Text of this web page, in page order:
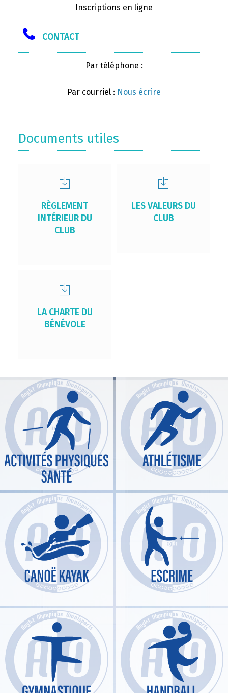
Inscriptions en ligne
CONTACT
Par téléphone :
Par courriel : Nous écrire
Documents utiles
RÈGLEMENT
INTÉRIEUR DU
CLUB
LES VALEURS DU
CLUB
LA CHARTE DU
BÉNÉVOLE